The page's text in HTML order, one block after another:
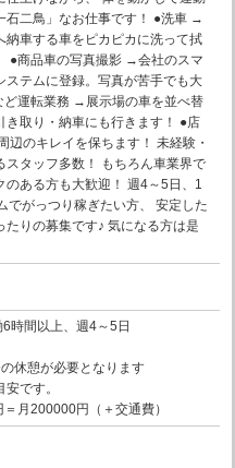
石二鳥」なお仕事です！ ●洗車 →
納車する車をピカピカに洗って拭
●商品車の写真撮影 →会社のスマ
ステムに登録。写真が苦手でも大
ど運転業務 →展示場の車を並べ替
き取り・納車にも行きます！ ●店
のキレイを保ちます！ 未経験・
スタッフ多数！ もちろん車業界で
ある方も大歓迎！ 週4～5日、1
でがっつり稼ぎたい方、 安定した
りの募集です♪ 気になる方は是
時間以上、週4～5日
休憩が必要となります
です。
月200000円（＋交通費）